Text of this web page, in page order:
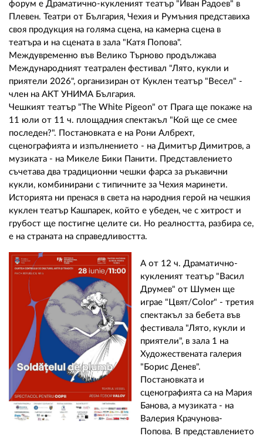
форум е Драматично-кукленият театър "Иван Радоев" в
Плевен. Театри от България, Чехия и Румъния представиха
своя продукция на голяма сцена, на камерна сцена в
театъра и на сцената в зала "Катя Попова".
Междувременно във Велико Търново продължава
Международният театрален фестивал "Лято, кукли и
приятели 2026", организиран от Куклен театър "Весел" -
член на АКТ УНИМА България.
Чешкият театър "The White Pigeon" от Прага ще покаже на
11 юли от 11 ч. площадния спектакъл "Кой ще се смее
последен?". Постановката е на Рони Албрехт,
сценографията и изпълнението - на Димитър Димитров, а
музиката - на Микеле Бики Панити. Представлението
съчетава два традиционни чешки фарса за ръкавични
кукли, комбинирани с типичните за Чехия маринети.
Историята ни пренася в света на народния герой на чешкия
куклен театър Кашпарек, който е убеден, че с хитрост и
грубост ще постигне целите си. Но реалността, разбира се,
е на страната на справедливостта.
А от 12 ч. Драматично-
кукленият театър "Васил
Друмев" от Шумен ще
играе "Цвят/Color" - третия
спектакъл за бебета във
фестивала "Лято, кукли и
приятели", в зала 1 на
Художествената галерия
"Борис Денев".
Постановката и
сценографията са на Мария
Банова, а музиката - на
Валерия Крачунова-
Попова. В представлението